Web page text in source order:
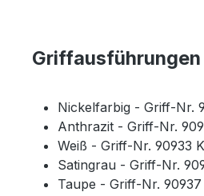
Nickelfarbig - Griff-Nr.
Anthrazit - Griff-Nr.
Weiß - Griff-Nr. 90933
Satingrau - Griff-Nr.
Taupe - Griff-Nr.